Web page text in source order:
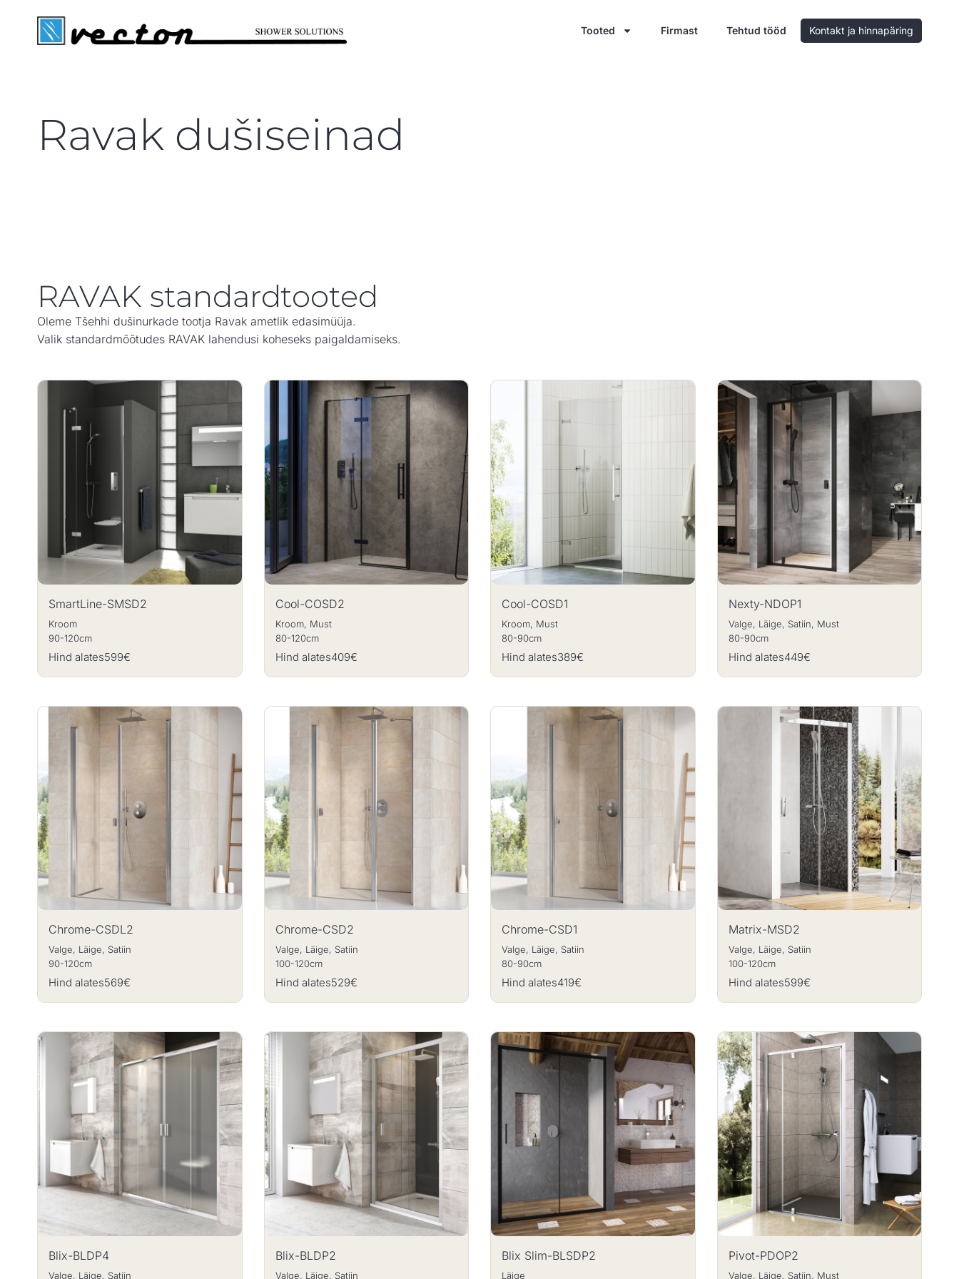
Tooted Firmast Tehtud tööd Kontakt ja hinnapäring
Ravak dušiseinad
RAVAK standardtooted
Oleme Tšehhi dušinurkade tootja Ravak ametlik edasimüüja.
Valik standardmõõtudes RAVAK lahendusi koheseks paigaldamiseks.
SmartLine-SMSD2
Kroom
90-120cm
Hind alates599€
Cool-COSD2
Kroom, Must
80-120cm
Hind alates409€
Cool-COSD1
Kroom, Must
80-90cm
Hind alates389€
Nexty-NDOP1
Valge, Läige, Satiin, Must
80-90cm
Hind alates449€
Chrome-CSDL2
Valge, Läige, Satiin
90-120cm
Hind alates569€
Chrome-CSD2
Valge, Läige, Satiin
100-120cm
Hind alates529€
Chrome-CSD1
Valge, Läige, Satiin
80-90cm
Hind alates419€
Matrix-MSD2
Valge, Läige, Satiin
100-120cm
Hind alates599€
Blix-BLDP4
Valge, Läige, Satiin
Blix-BLDP2
Valge, Läige, Satiin
Blix Slim-BLSDP2
Läige
Pivot-PDOP2
Valge, Läige, Satiin, Must